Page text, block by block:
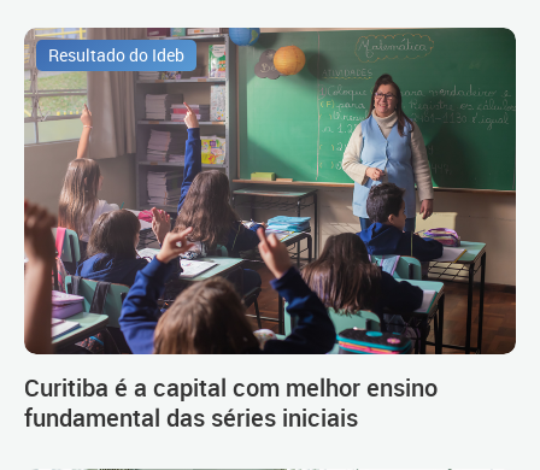
Resultado do Ideb
Curitiba é a capital com melhor ensino
fundamental das séries iniciais